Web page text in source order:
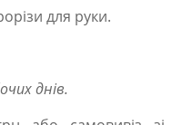
для руки.
днів.